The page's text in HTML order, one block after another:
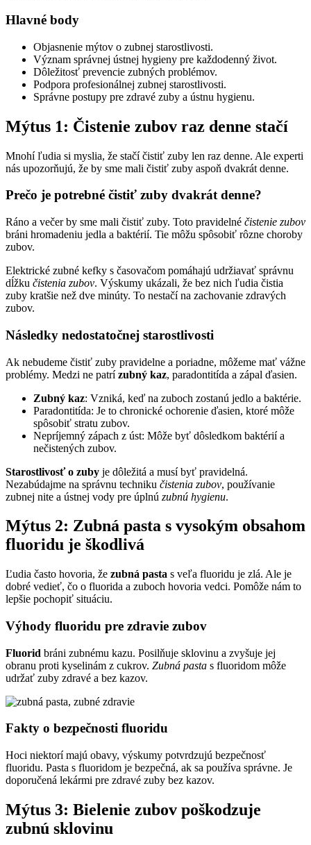
Hlavné body
Objasnenie mýtov o zubnej starostlivosti.
Význam správnej ústnej hygieny pre každodenný život.
Dôležitosť prevencie zubných problémov.
Podpora profesionálnej zubnej starostlivosti.
Správne postupy pre zdravé zuby a ústnu hygienu.
Mýtus 1: Čistenie zubov raz denne stačí
Mnohí ľudia si myslia, že stačí čistiť zuby len raz denne. Ale experti
nás upozorňujú, že by sme mali čistiť zuby aspoň dvakrát denne.
Prečo je potrebné čistiť zuby dvakrát denne?
Ráno a večer by sme mali čistiť zuby. Toto pravidelné čistenie zubov
bráni hromadeniu jedla a baktérií. Tie môžu spôsobiť rôzne choroby
zubov.
Elektrické zubné kefky s časovačom pomáhajú udržiavať správnu
dĺžku čistenia zubov. Výskumy ukázali, že bez nich ľudia čistia
zuby kratšie než dve minúty. To nestačí na zachovanie zdravých
zubov.
Následky nedostatočnej starostlivosti
Ak nebudeme čistiť zuby pravidelne a poriadne, môžeme mať vážne
problémy. Medzi ne patrízubný kaz, paradontitída a zápal ďasien.
Zubný kaz: Vzniká, keď na zuboch zostanú jedlo a baktérie.
Paradontitída: Je to chronické ochorenie ďasien, ktoré môže
spôsobiť stratu zubov.
Nepríjemný zápach z úst: Môže byť dôsledkom baktérií a
nečistených zubov.
Starostlivosť o zuby je dôležitá a musí byť pravidelná.
Nezabúdajme na správnu techniku čistenia zubov, používanie
zubnej nite a ústnej vody pre úplnú zubnú hygienu.
Mýtus 2: Zubná pasta s vysokým obsahom
fluoridu je škodlivá
Ľudia často hovoria, že zubná pasta s veľa fluoridu je zlá. Ale je
dobré vedieť, čo o fluorida a zuboch hovoria vedci. Pomôže nám to
lepšie pochopiť situáciu.
Výhody fluoridu pre zdravie zubov
Fluorid bráni zubnému kazu. Posilňuje sklovinu a zvyšuje jej
obranu proti kyselinám z cukrov. Zubná pasta s fluoridom môže
udržať zuby zdravé a bez kazov.
Fakty o bezpečnosti fluoridu
Hoci niektorí majú obavy, výskumy potvrdzujú bezpečnosť
fluoridu. Pasta s fluoridom je bezpečná, ak sa používa správne. Je
doporučená lekármi pre zdravé zuby bez kazov.
Mýtus 3: Bielenie zubov poškodzuje
zubnú sklovinu